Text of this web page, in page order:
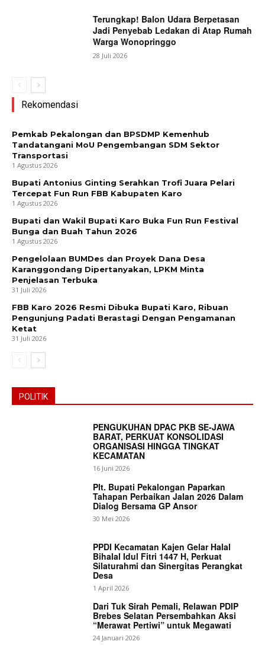
Terungkap! Balon Udara Berpetasan
Jadi Penyebab Ledakan di Atap Rumah
Warga Wonopringgo
28 Juli 2026
Rekomendasi
Pemkab Pekalongan dan BPSDMP Kemenhub
Tandatangani MoU Pengembangan SDM Sektor
Transportasi
1 Agustus 2026
Bupati Antonius Ginting Serahkan Trofi Juara Pelari
Tercepat Fun Run FBB Kabupaten Karo
1 Agustus 2026
Bupati dan Wakil Bupati Karo Buka Fun Run Festival
Bunga dan Buah Tahun 2026
1 Agustus 2026
Pengelolaan BUMDes dan Proyek Dana Desa
Karanggondang Dipertanyakan, LPKM Minta
Penjelasan Terbuka
31 Juli 2026
FBB Karo 2026 Resmi Dibuka Bupati Karo, Ribuan
Pengunjung Padati Berastagi Dengan Pengamanan
Ketat
31 Juli 2026
POLITIK
PENGUKUHAN DPAC PKB SE-JAWA
BARAT, PERKUAT KONSOLIDASI
ORGANISASI HINGGA TINGKAT
KECAMATAN
16 Juni 2026
Plt. Bupati Pekalongan Paparkan
Tahapan Perbaikan Jalan 2026 Dalam
Dialog Bersama GP Ansor
30 Mei 2026
PPDI Kecamatan Kajen Gelar Halal
Bihalal Idul Fitri 1447 H, Perkuat
Silaturahmi dan Sinergitas Perangkat
Desa
1 April 2026
Dari Tuk Sirah Pemali, Relawan PDIP
Brebes Selatan Persembahkan Aksi
“Merawat Pertiwi” untuk Megawati
24 Januari 2026